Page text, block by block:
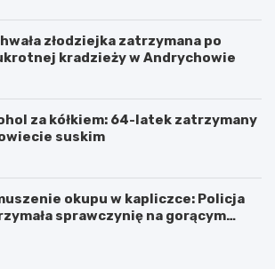
złodziejka zatrzymana po
kradzieży w Andrychowie
za kółkiem: 64-latek zatrzymany
suskim
okupu w kapliczce: Policja
sprawczynię na gorącym